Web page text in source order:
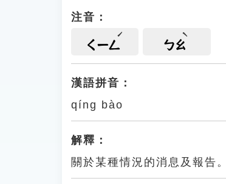
注音：
ㄑㄧㄥ ㄅㄠ
漢語拼音：
qíng bào
解釋：
關於某種情況的消息及報告